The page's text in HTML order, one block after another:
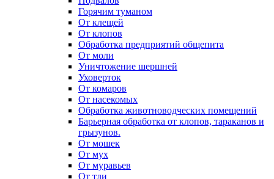
Горячим туманом
От клещей
От клопов
Обработка предприятий общепита
От моли
Уничтожение шершней
Уховерток
От комаров
От насекомых
Обработка животноводческих помещений
Барьерная обработка от клопов, тараканов и
грызунов.
От мошек
От мух
От муравьев
От тли